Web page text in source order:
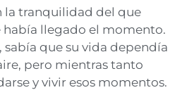
la tranquilidad del que
llegado el momento.
sabía que su vida dependía
pero mientras tanto
y vivir esos momentos.